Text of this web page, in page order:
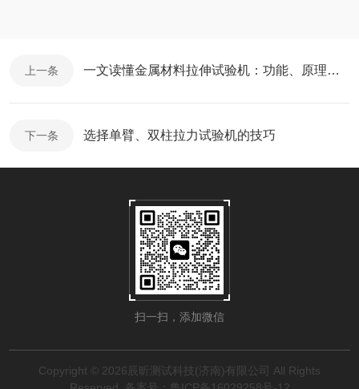
上一条 一文读懂金属材料拉伸试验机：功能、原理与应用​
下一条 选择单臂、双柱拉力试验机的技巧
扫一扫，添加微信
Copyright © 2026辰昕测试科技(济南)有限公司 All Rights